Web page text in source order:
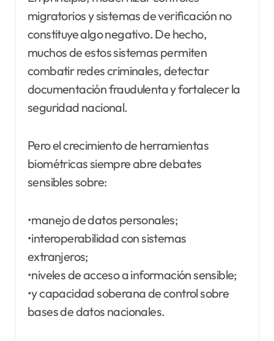
migratorios y sistemas de verificación no
constituye algo negativo. De hecho,
muchos de estos sistemas permiten
combatir redes criminales, detectar
documentación fraudulenta y fortalecer la
seguridad nacional.
Pero el crecimiento de herramientas
biométricas siempre abre debates
sensibles sobre:
•manejo de datos personales;
•interoperabilidad con sistemas
extranjeros;
•niveles de acceso a información sensible;
•y capacidad soberana de control sobre
bases de datos nacionales.